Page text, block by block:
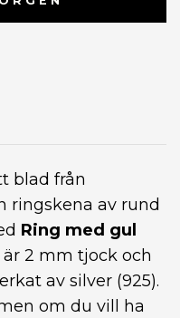
blad från
ringskena av rund
Ring med gul
är 2 mm tjock och
av silver (925).
om du vill ha